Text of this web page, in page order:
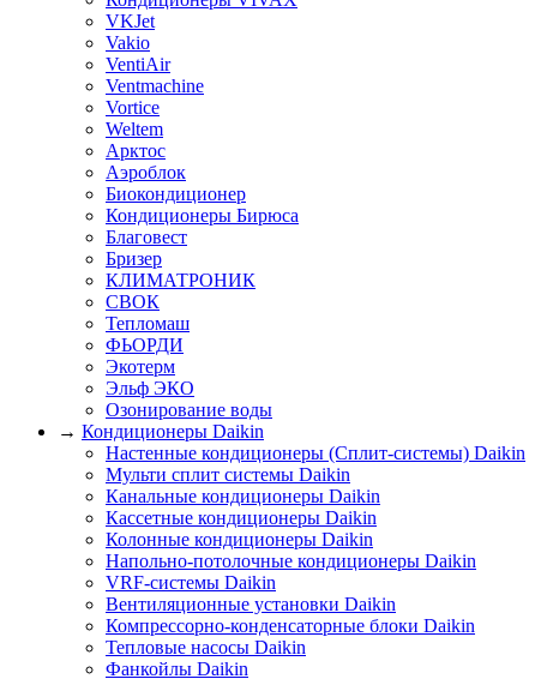
VKJet
Vakio
VentiAir
Ventmachine
Vortice
Weltem
Арктос
Аэроблок
Биокондиционер
Кондиционеры Бирюса
Благовест
Бризер
КЛИМАТРОНИК
СВОК
Тепломаш
ФЬОРДИ
Экотерм
Эльф ЭКО
Озонирование воды
→ Кондиционеры Daikin
Настенные кондиционеры (Сплит-системы) Daikin
Мульти сплит системы Daikin
Канальные кондиционеры Daikin
Кассетные кондиционеры Daikin
Колонные кондиционеры Daikin
Напольно-потолочные кондиционеры Daikin
VRF-системы Daikin
Вентиляционные установки Daikin
Компрессорно-конденсаторные блоки Daikin
Тепловые насосы Daikin
Фанкойлы Daikin